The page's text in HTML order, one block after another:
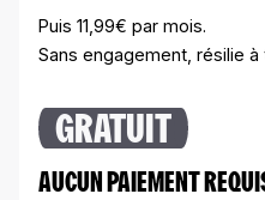
Puis 11,99€ par mois.
Sans engagement, résilie
GRATUIT
AUCUN PAIEMENT